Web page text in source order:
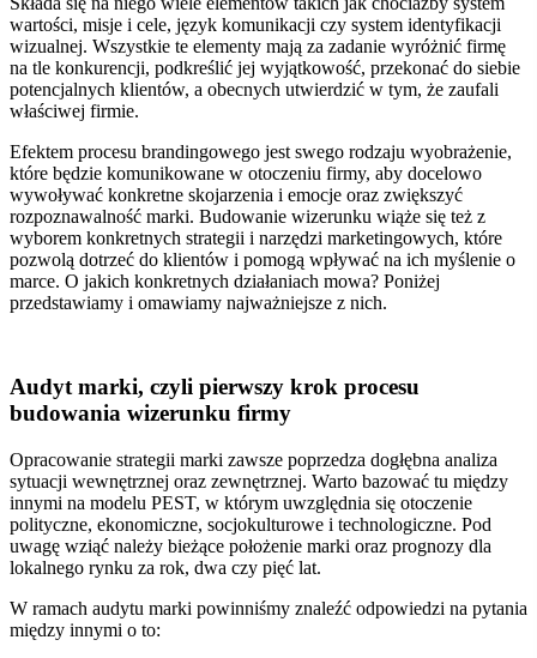
wartości, misje i cele, język komunikacji czy system identyfikacji
wizualnej. Wszystkie te elementy mają za zadanie wyróżnić firmę
na tle konkurencji, podkreślić jej wyjątkowość, przekonać do siebie
potencjalnych klientów, a obecnych utwierdzić w tym, że zaufali
właściwej firmie.
Efektem procesu brandingowego jest swego rodzaju wyobrażenie,
które będzie komunikowane w otoczeniu firmy, aby docelowo
wywoływać konkretne skojarzenia i emocje oraz zwiększyć
rozpoznawalność marki. Budowanie wizerunku wiąże się też z
wyborem konkretnych strategii i narzędzi marketingowych, które
pozwolą dotrzeć do klientów i pomogą wpływać na ich myślenie o
marce. O jakich konkretnych działaniach mowa? Poniżej
przedstawiamy i omawiamy najważniejsze z nich.
Audyt marki, czyli pierwszy krok procesu
budowania wizerunku firmy
Opracowanie strategii marki zawsze poprzedza dogłębna analiza
sytuacji wewnętrznej oraz zewnętrznej. Warto bazować tu między
innymi na modelu PEST, w którym uwzględnia się otoczenie
polityczne, ekonomiczne, socjokulturowe i technologiczne. Pod
uwagę wziąć należy bieżące położenie marki oraz prognozy dla
lokalnego rynku za rok, dwa czy pięć lat.
W ramach audytu marki powinniśmy znaleźć odpowiedzi na pytania
między innymi o to: